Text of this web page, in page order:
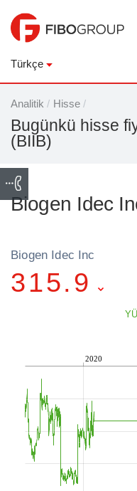
Türkçe
Analitik / Hisse /
Bugünkü hisse
(BIIB)
Biogen Idec
Biogen Idec Inc
315.9
2020